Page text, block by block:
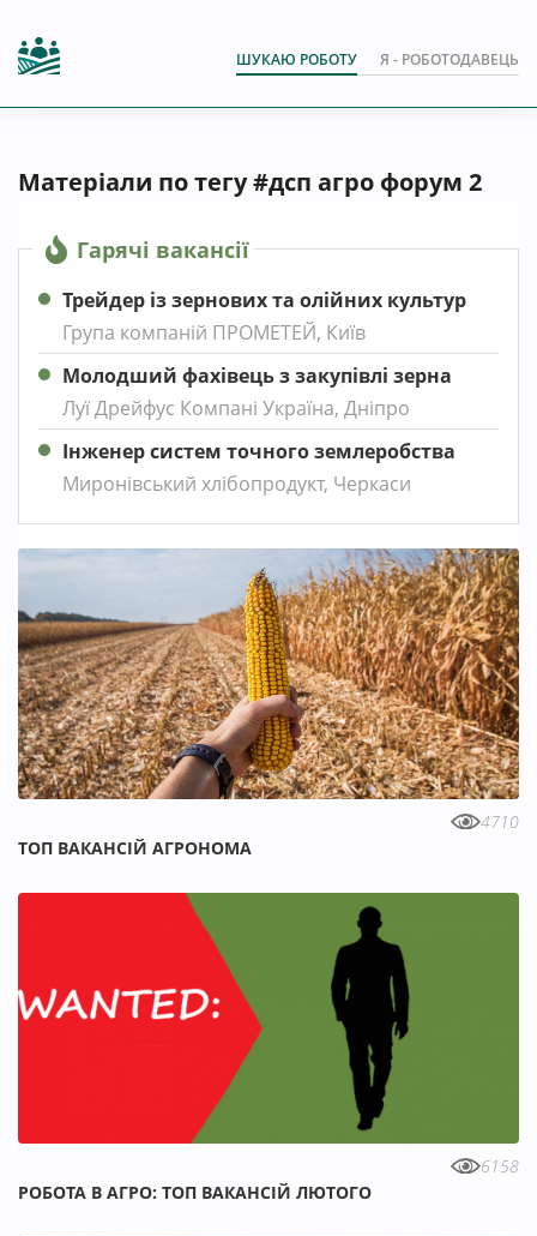
ШУКАЮ РОБОТУ Я - РОБОТОДАВЕЦЬ
Матеріали по тегу #дсп агро форум 2
4710
ТОП ВАКАНСІЙ АГРОНОМА
6158
РОБОТА В АГРО: ТОП ВАКАНСІЙ ЛЮТОГО
Гарячі вакансії
Трейдер із зернових та олійних культур
Група компаній ПРОМЕТЕЙ, Київ
Молодший фахівець з закупівлі зерна
Луї Дрейфус Компані Україна, Дніпро
Інженер систем точного землеробства
Миронівський хлібопродукт, Черкаси